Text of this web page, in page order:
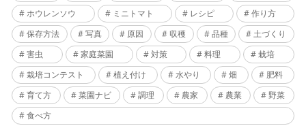
ホウレンソウ
ミニトマト レシピ
作り方
保存方法
写真 原因 収穫 品種
土づくり
害虫
家庭菜園 対策 料理
栽培
栽培コンテスト
植え付け 水やり 畑
肥料
育て方
菜園ナビ 調理 農家 農業
野菜
食べ方